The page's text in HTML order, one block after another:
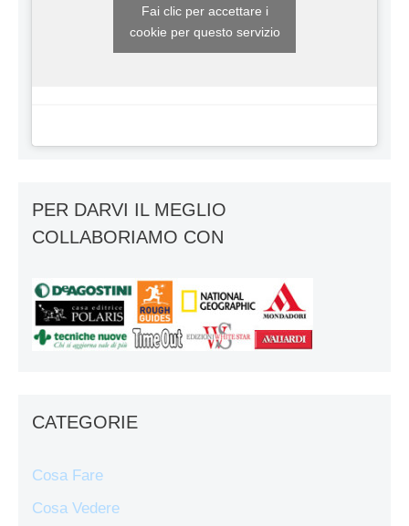
Fai clic per accettare i
cookie per questo servizio
PER DARVI IL MEGLIO
COLLABORIAMO CON
CATEGORIE
Cosa Fare
Cosa Vedere